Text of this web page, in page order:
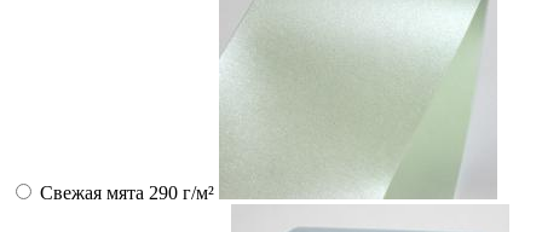
Свежая мята 290 г/м²